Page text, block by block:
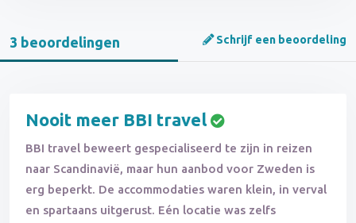
3 beoordelingen Schrijf een beoordeling
Nooit meer BBI travel
BBI travel beweert gespecialiseerd te zijn in reizen
naar Scandinavië, maar hun aanbod voor Zweden is
erg beperkt. De accommodaties waren klein, in verval
en spartaans uitgerust. Eén locatie was zelfs